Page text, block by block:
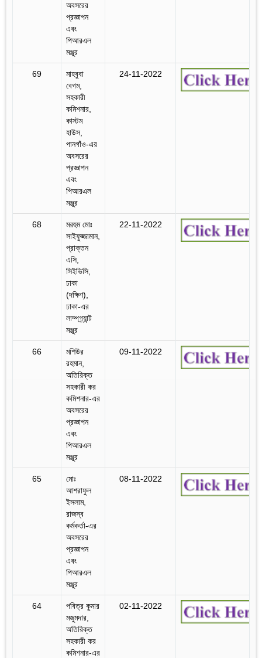
অবসরের
প্রজ্ঞাপন
এবং
পিআরএল
মঞ্জুর
69
মাহবুবা
বেগম,
সহকারী
কমিশনার,
কাস্টম
হাউস,
পানগাঁও-এর
অবসরের
প্রজ্ঞাপন
এবং
পিআরএল
মঞ্জুর
24-11-2022
68
মরহুম মোঃ
সাইফুজ্জামান,
প্রাক্তন
এসি,
সিইভিসি,
ঢাকা
(দক্ষিণ),
ঢাকা-এর
লাম্পগ্র্যান্ট
মঞ্জুর
22-11-2022
66
মশিউর
রহমান,
অতিরিক্ত
সহকারী কর
কমিশনার-এর
অবসরের
প্রজ্ঞাপন
এবং
পিআরএল
মঞ্জুর
09-11-2022
65
মোঃ
আশরাফুল
ইসলাম,
রাজস্ব
কর্মকর্তা-এর
অবসরের
প্রজ্ঞাপন
এবং
পিআরএল
মঞ্জুর
08-11-2022
64
পবিত্র কুমার
মজুমদার,
অতিরিক্ত
সহকারী কর
কমিশনার-এর
02-11-2022